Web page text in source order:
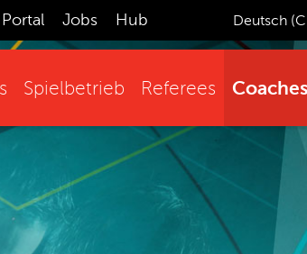
Portal Jobs Hub Deutsch
Spielbetrieb Referees Coaches